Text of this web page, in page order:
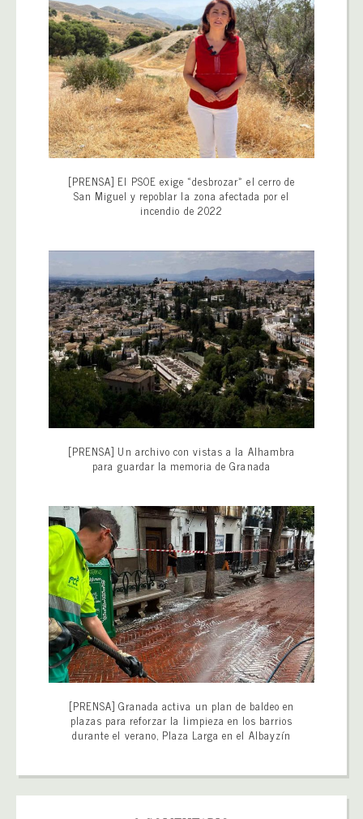
[PRENSA] El PSOE exige «desbrozar» el cerro de
San Miguel y repoblar la zona afectada por el
incendio de 2022
[PRENSA] Un archivo con vistas a la Alhambra
para guardar la memoria de Granada
[PRENSA] Granada activa un plan de baldeo en
plazas para reforzar la limpieza en los barrios
durante el verano, Plaza Larga en el Albayzín